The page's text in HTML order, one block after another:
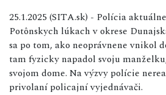
25.1.2025 (SITA.sk) - Polícia
Potônskych lúkach v okrese
sa po tom, ako neoprávnene vnikol
tam fyzicky napadol svoju
svojom dome. Na výzvy polície
privolaní policajní vyjednávači.